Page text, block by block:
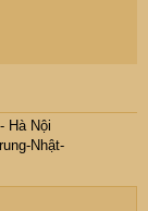
Hà Nội
Nhật-